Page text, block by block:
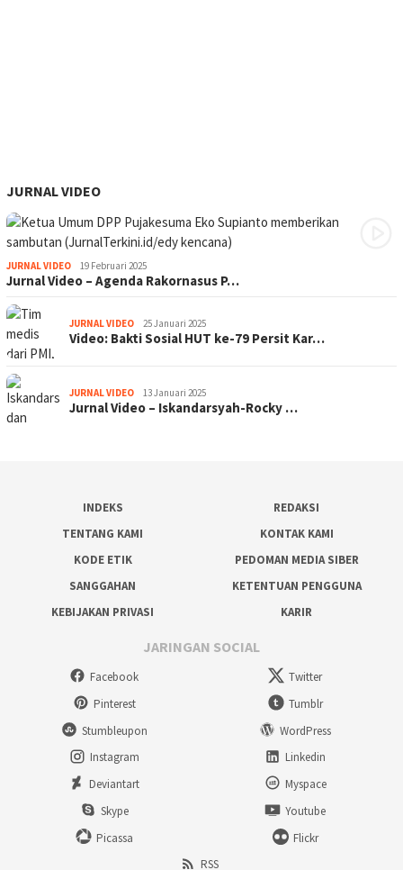
JURNAL VIDEO
JURNAL VIDEO 19 Februari 2025
Jurnal Video – Agenda Rakornasus P…
JURNAL VIDEO 25 Januari 2025
Video: Bakti Sosial HUT ke-79 Persit Kar…
JURNAL VIDEO 13 Januari 2025
Jurnal Video – Iskandarsyah-Rocky …
INDEKS
REDAKSI
TENTANG KAMI
KONTAK KAMI
KODE ETIK
PEDOMAN MEDIA SIBER
SANGGAHAN
KETENTUAN PENGGUNA
KEBIJAKAN PRIVASI
KARIR
JARINGAN SOCIAL
Facebook
Twitter
Pinterest
Tumblr
Stumbleupon
WordPress
Instagram
Linkedin
Deviantart
Myspace
Skype
Youtube
Picassa
Flickr
RSS